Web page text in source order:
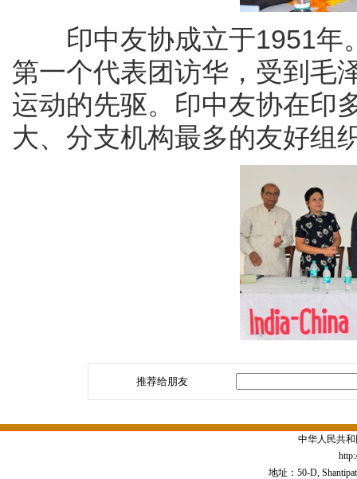
印中友协成立于1951年
第一个代表团访华，受到毛
运动的先驱。印中友协在印
大、分支机构最多的友好组
推荐给朋友
中华人民共
地址：50-D,